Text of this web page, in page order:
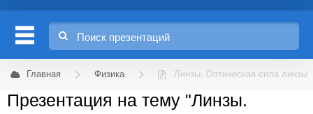
Главная Физика Линзы. Оптическая сила линзы
Презентация на тему "Линзы.